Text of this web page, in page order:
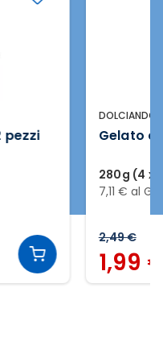
DOLCIANDO
Gelato
280g (4 x
7,11 € al GR
2,49 €
1,99